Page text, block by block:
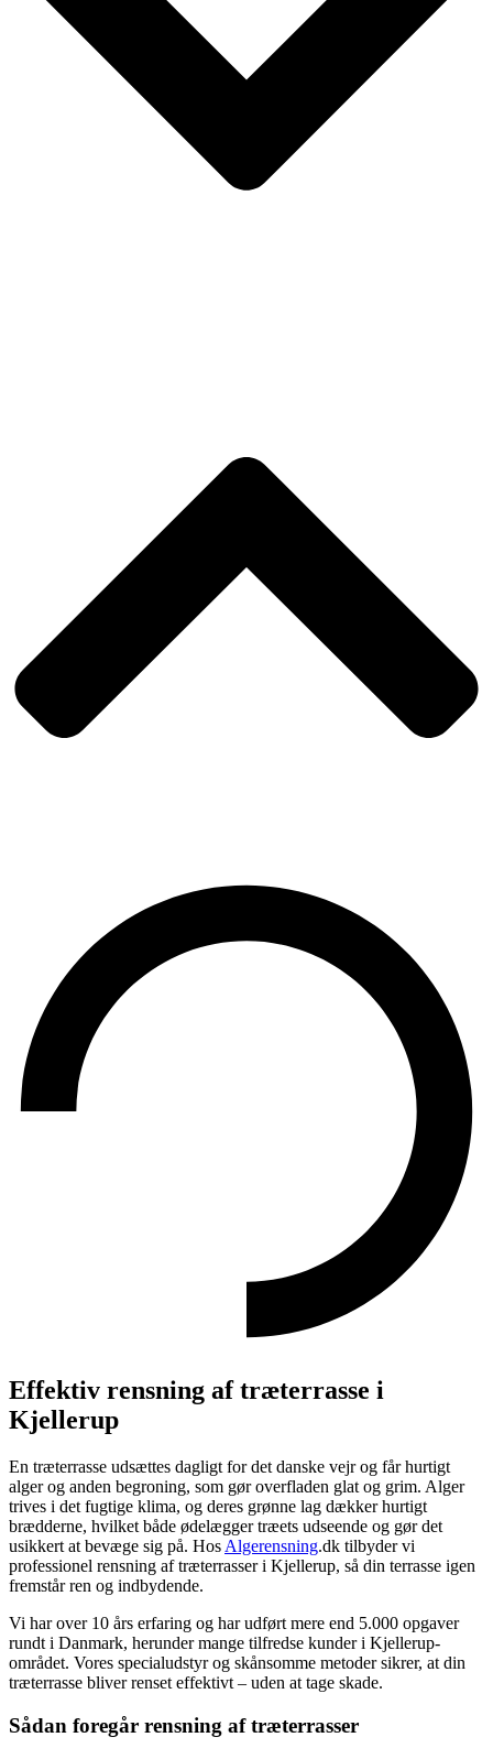
Effektiv rensning af træterrasse i
Kjellerup
En træterrasse udsættes dagligt for det danske vejr og får hurtigt
alger og anden begroning, som gør overfladen glat og grim. Alger
trives i det fugtige klima, og deres grønne lag dækker hurtigt
brædderne, hvilket både ødelægger træets udseende og gør det
usikkert at bevæge sig på. Hos Algerensning.dk tilbyder vi
professionel rensning af træterrasser i Kjellerup, så din terrasse igen
fremstår ren og indbydende.
Vi har over 10 års erfaring og har udført mere end 5.000 opgaver
rundt i Danmark, herunder mange tilfredse kunder i Kjellerup-
området. Vores specialudstyr og skånsomme metoder sikrer, at din
træterrasse bliver renset effektivt – uden at tage skade.
Sådan foregår rensning af træterrasser